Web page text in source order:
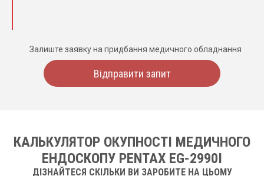
Залиште заявку на придбання медичного обладнання
Відправити запит
КАЛЬКУЛЯТОР ОКУПНОСТІ МЕДИЧНОГО
ЕНДОСКОПУ PENTAX EG-2990I
ДІЗНАЙТЕСЯ СКІЛЬКИ ВИ ЗАРОБИТЕ НА ЦЬОМУ